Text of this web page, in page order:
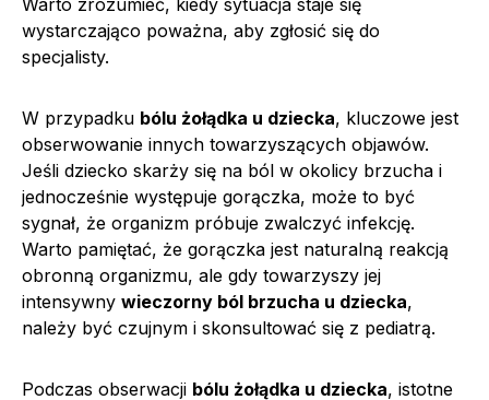
wystarczająco poważna, aby zgłosić się do
specjalisty.
W przypadku bólu żołądka u dziecka, kluczowe jest
obserwowanie innych towarzyszących objawów.
Jeśli dziecko skarży się na ból w okolicy brzucha i
jednocześnie występuje gorączka, może to być
sygnał, że organizm próbuje zwalczyć infekcję.
Warto pamiętać, że gorączka jest naturalną reakcją
obronną organizmu, ale gdy towarzyszy jej
intensywny wieczorny ból brzucha u dziecka,
należy być czujnym i skonsultować się z pediatrą.
Podczas obserwacji bólu żołądka u dziecka, istotne